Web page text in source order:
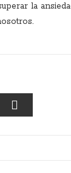
la